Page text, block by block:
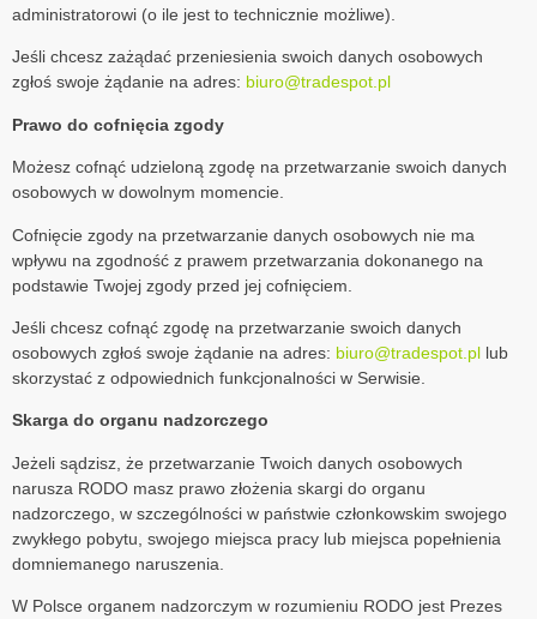
administratorowi (o ile jest to technicznie możliwe).
Jeśli chcesz zażądać przeniesienia swoich danych osobowych
zgłoś swoje żądanie na adres: biuro@tradespot.pl
Prawo do cofnięcia zgody
Możesz cofnąć udzieloną zgodę na przetwarzanie swoich danych
osobowych w dowolnym momencie.
Cofnięcie zgody na przetwarzanie danych osobowych nie ma
wpływu na zgodność z prawem przetwarzania dokonanego na
podstawie Twojej zgody przed jej cofnięciem.
Jeśli chcesz cofnąć zgodę na przetwarzanie swoich danych
osobowych zgłoś swoje żądanie na adres: biuro@tradespot.pl lub
skorzystać z odpowiednich funkcjonalności w Serwisie.
Skarga do organu nadzorczego
Jeżeli sądzisz, że przetwarzanie Twoich danych osobowych
narusza RODO masz prawo złożenia skargi do organu
nadzorczego, w szczególności w państwie członkowskim swojego
zwykłego pobytu, swojego miejsca pracy lub miejsca popełnienia
domniemanego naruszenia.
W Polsce organem nadzorczym w rozumieniu RODO jest Prezes